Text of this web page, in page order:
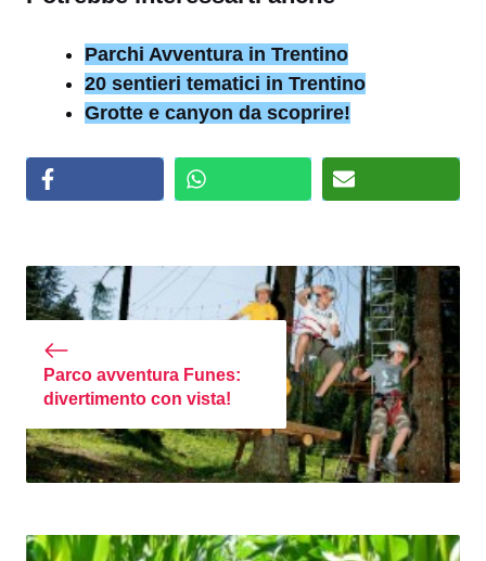
Parchi Avventura in Trentino
20 sentieri tematici in Trentino
Grotte e canyon da scoprire!
Parco avventura Funes:
divertimento con vista!